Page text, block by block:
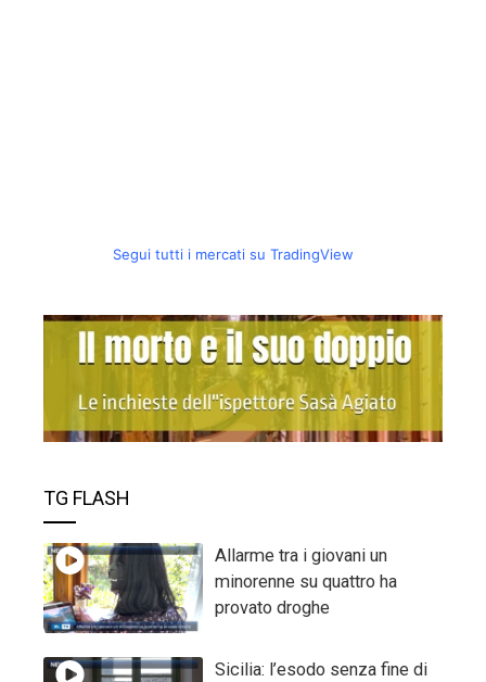
Segui tutti i mercati su TradingView
TG FLASH
Allarme tra i giovani un
minorenne su quattro ha
provato droghe
Sicilia: l’esodo senza fine di